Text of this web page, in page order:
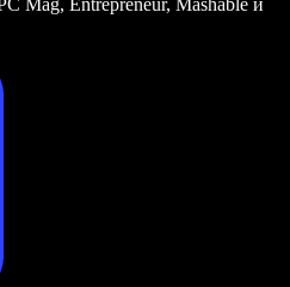
Mag, Entrepreneur, Mashable и